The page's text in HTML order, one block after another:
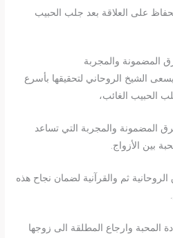
على العلاقة بعد جلب الحبيب
المضمونة والمجربة
الشيخ الروحاني لتحقيقها بأسرع
الحبيب الغائب،
المضمونة والمجربة التي تساعد
بين الأزواج.
ثم والقرآنية لضمان نجاح هذه
المحبة وارجاع المطلقة الى زوجها